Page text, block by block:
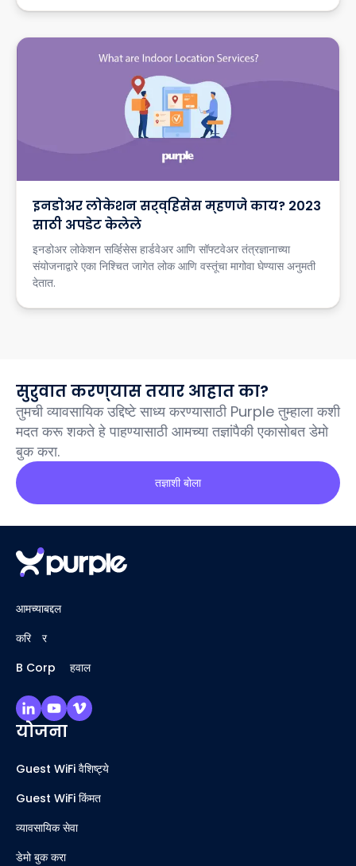
इनडोअर लोकेशन सर्व्हिसेस म्हणजे काय? 2023
साठी अपडेट केलेले
इनडोअर लोकेशन सर्व्हिसेस हार्डवेअर आणि सॉफ्टवेअर तंत्रज्ञानाच्या
संयोजनाद्वारे एका निश्चित जागेत लोक आणि वस्तूंचा मागोवा घेण्यास अनुमती
देतात.
सुरुवात करण्यास तयार आहात का?
तुमची व्यावसायिक उद्दिष्टे साध्य करण्यासाठी Purple तुम्हाला कशी
मदत करू शकते हे पाहण्यासाठी आमच्या तज्ञांपैकी एकासोबत डेमो
बुक करा.
तज्ञाशी बोला
आमच्याबद्दल
करिअर
B Corp अहवाल
योजना
Guest WiFi वैशिष्ट्ये
Guest WiFi किंमत
व्यावसायिक सेवा
डेमो बुक करा